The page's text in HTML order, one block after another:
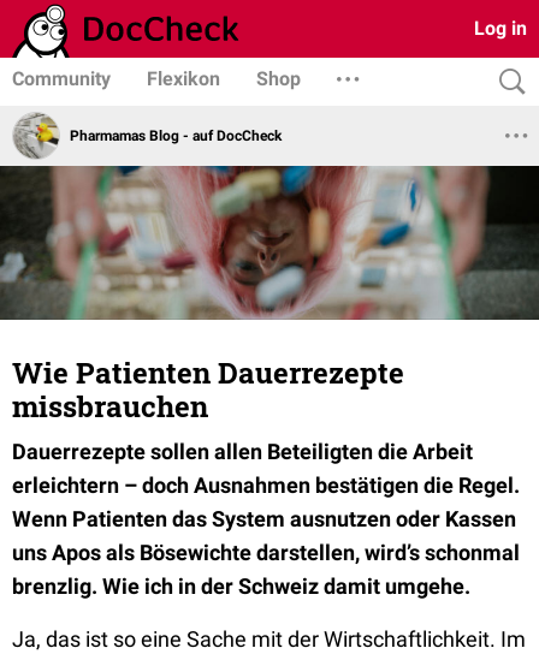
Log in
Community Flexikon Shop
Pharmamas Blog - auf DocCheck
Wie Patienten Dauerrezepte
missbrauchen
Dauerrezepte sollen allen Beteiligten die Arbeit
erleichtern – doch Ausnahmen bestätigen die Regel.
Wenn Patienten das System ausnutzen oder Kassen
uns Apos als Bösewichte darstellen, wird’s schonmal
brenzlig. Wie ich in der Schweiz damit umgehe.
Ja, das ist so eine Sache mit der Wirtschaftlichkeit. Im